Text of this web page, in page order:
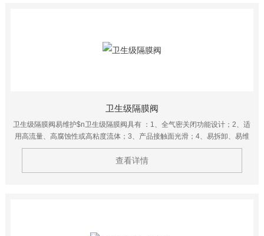
卫生级隔膜阀
卫生级隔膜阀易维护$n卫生级隔膜阀具有 ：1、全气密关闭功能设计；2、适
用高流量、高腐蚀性或高粘度流体；3、产品接触面光滑；4、易拆卸、易维
护，易清洁，CIP；5、膜片式结构气动头，有效延长膜片使用寿命。
查看详情